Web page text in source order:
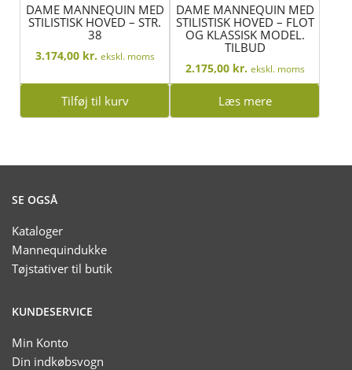
DAME MANNEQUIN MED
STILISTISK HOVED – STR.
38
3.174,00 kr. ekskl. moms
Tilføj til kurv
DAME MANNEQUIN MED
STILISTISK HOVED – FLOT
OG KLASSISK MODEL.
TILBUD
2.175,00 kr. ekskl. moms
Læs mere
SE OGSÅ
Kataloger
Mannequindukke
Tøjstativer til butik
KUNDESERVICE
Min Konto
Din indkøbsvogn